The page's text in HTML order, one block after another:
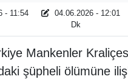
- 11:54 04.06.2026 - 12:01
Dk
Mankenler
şüpheli ölümüne